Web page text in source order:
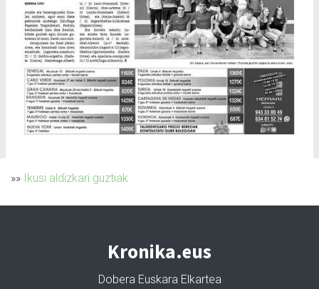
»» Ikusi aldizkari guztiak
Kronika.eus
Dobera Euskara Elkartea